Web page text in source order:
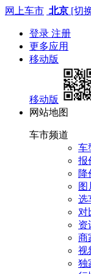
网上车市 北京 [切
登录 注册
更多应用
移动版
移动版
网站地图
车市频道
车
报
降
图
选
对
资
商
视
独